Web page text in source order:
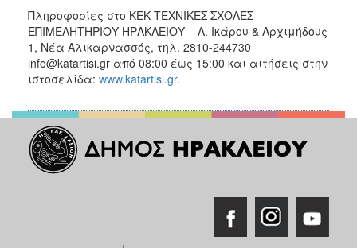
Πληροφορίες στο ΚΕΚ ΤΕΧΝΙΚΕΣ ΣΧΟΛΕΣ
ΕΠΙΜΕΛΗΤΗΡΙΟΥ ΗΡΑΚΛΕΙΟΥ – Λ. Ικάρου & Αρχιμήδους
1, Νέα Αλικαρνασσός, τηλ. 2810-244730
info@katartisi.gr από 08:00 έως 15:00 και αιτήσεις στην
ιστοσελίδα: www.katartisi.gr.